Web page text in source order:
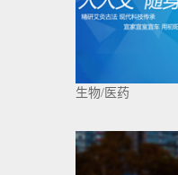
生物/医药